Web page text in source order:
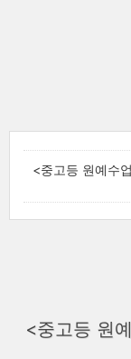
<중고등 원예수
<중고등 원